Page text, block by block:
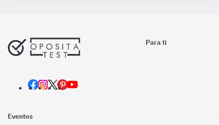
Para ti
Eventos